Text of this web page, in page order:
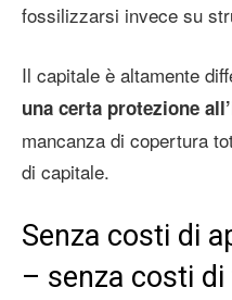
fossilizzarsi invece su
Il capitale è altamente
una certa protezione
mancanza di copertura
di capitale.
Senza costi di
– senza costi